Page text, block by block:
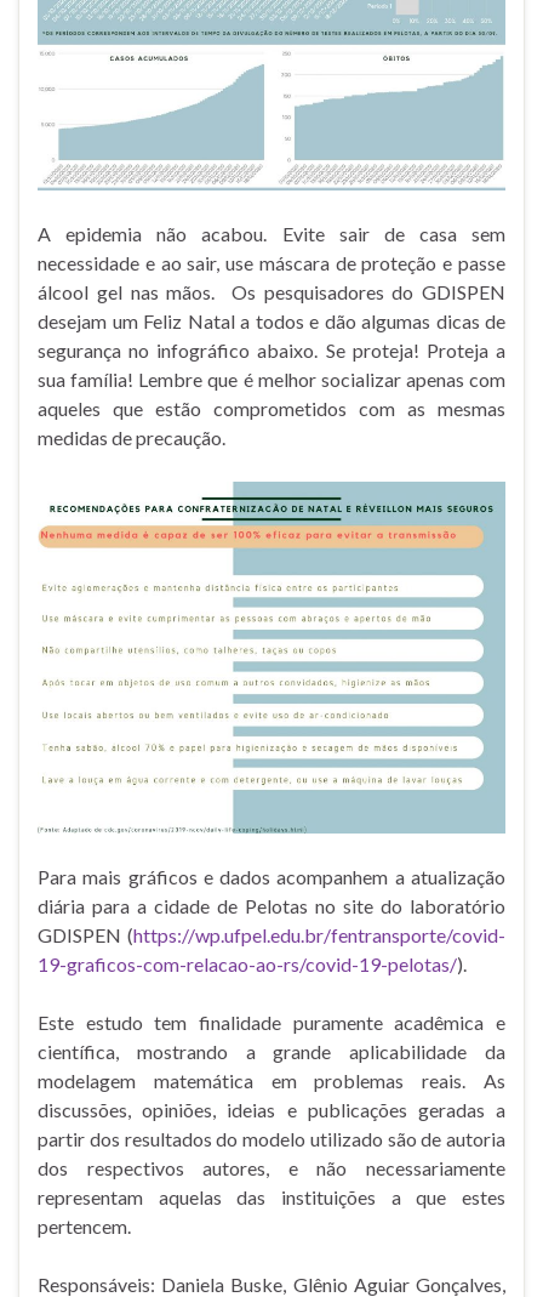
A epidemia não acabou. Evite sair de casa sem
necessidade e ao sair, use máscara de proteção e passe
álcool gel nas mãos. Os pesquisadores do GDISPEN
desejam um Feliz Natal a todos e dão algumas dicas de
segurança no infográfico abaixo. Se proteja! Proteja a
sua família! Lembre que é melhor socializar apenas com
aqueles que estão comprometidos com as mesmas
medidas de precaução.
Para mais gráficos e dados acompanhem a atualização
diária para a cidade de Pelotas no site do laboratório
GDISPEN (https://wp.ufpel.edu.br/fentransporte/covid-
19-graficos-com-relacao-ao-rs/covid-19-pelotas/).
Este estudo tem finalidade puramente acadêmica e
científica, mostrando a grande aplicabilidade da
modelagem matemática em problemas reais. As
discussões, opiniões, ideias e publicações geradas a
partir dos resultados do modelo utilizado são de autoria
dos respectivos autores, e não necessariamente
representam aquelas das instituições a que estes
pertencem.
Responsáveis: Daniela Buske, Glênio Aguiar Gonçalves,